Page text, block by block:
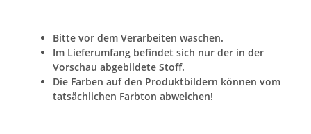
Bitte vor dem Verarbeiten waschen.
Im Lieferumfang befindet sich nur der in der
Vorschau abgebildete Stoff.
Die Farben auf den Produktbildern können vom
tatsächlichen Farbton abweichen!